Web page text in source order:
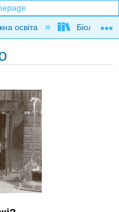
hierarchy
освіта Біологія